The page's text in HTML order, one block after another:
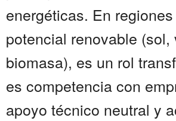
energéticas. En
potencial renovable (sol,
biomasa), es un rol
es competencia con
apoyo técnico neutral y